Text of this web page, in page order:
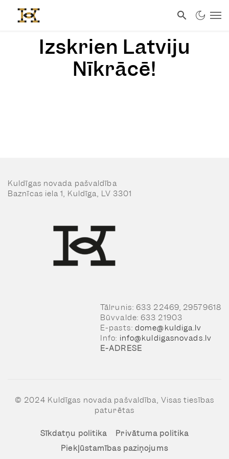
Izskrien Latviju
Nīkrācē!
Kuldīgas novada pašvaldība
Baznīcas iela 1, Kuldīga, LV 3301
Tālrunis: 633 22469, 29579618
Būvvalde: 633 21903
E-pasts: dome@kuldiga.lv
Info: info@kuldigasnovads.lv
E-ADRESE
© 2024 Kuldīgas novada pašvaldība, Visas tiesības
paturētas
Sīkdatņu politika
Privātuma politika
Piekļūstamības paziņojums